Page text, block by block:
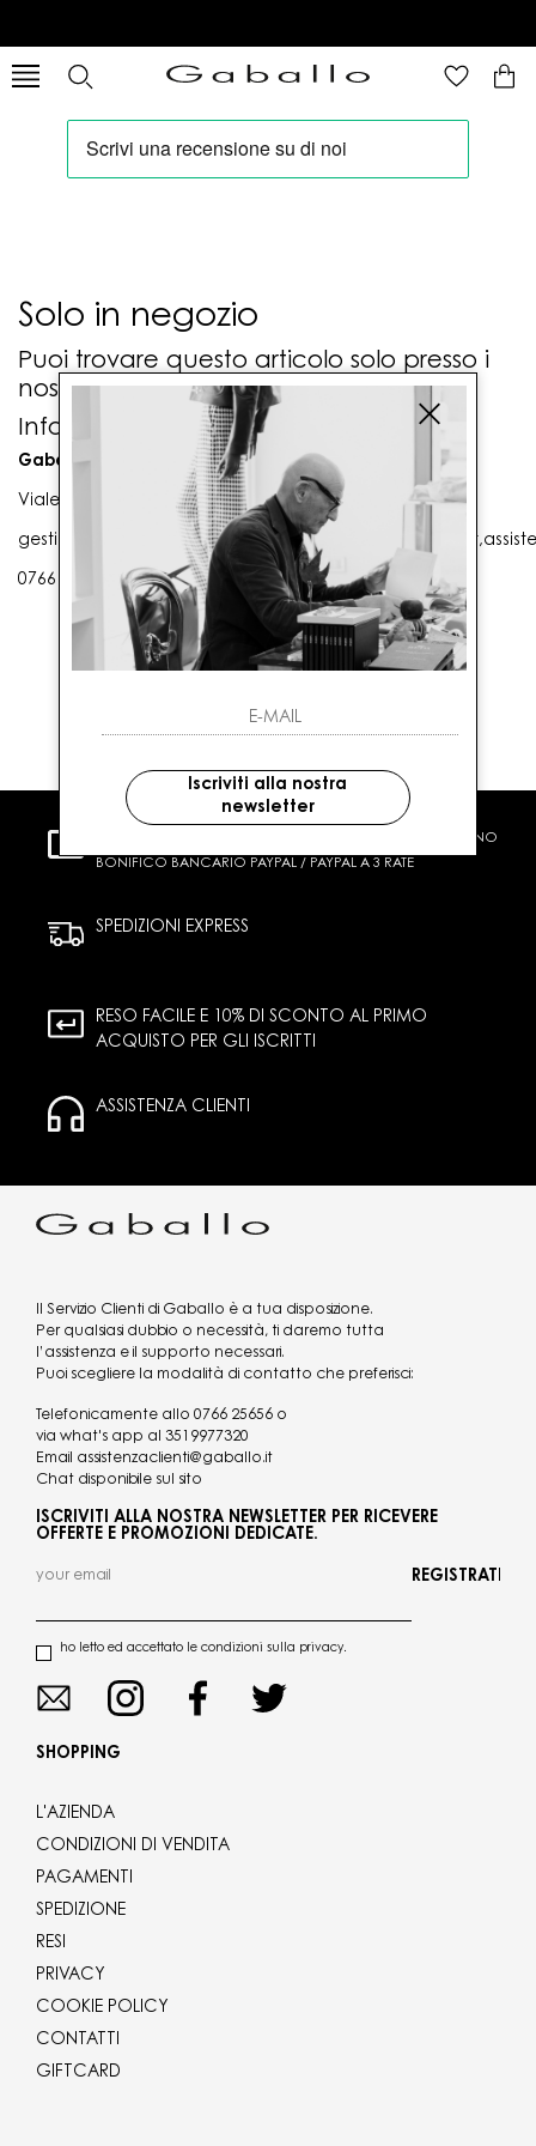
Solo in negozio
Puoi trovare questo articolo solo presso i
nostri punti vendita:
Info contatti
Gaballo Mario srl
Viale G. Matteotti n. 23 00053 Civitavecchia (RM)
0766 25656
CARTA DI CREDITO CONTRASSEGNO
BONIFICO BANCARIO PAYPAL / PAYPAL A 3 RATE
SPEDIZIONI EXPRESS
RESO FACILE E 10% DI SCONTO AL PRIMO
ACQUISTO PER GLI ISCRITTI
ASSISTENZA CLIENTI
Il Servizio Clienti di Gaballo è a tua disposizione.
Per qualsiasi dubbio o necessità, ti daremo tutta
l’assistenza e il supporto necessari.
Puoi scegliere la modalità di contatto che preferisci:
Telefonicamente allo 0766 25656 o
via what's app al 3519977320
Email assistenzaclienti@gaballo.it
Chat disponibile sul sito
ISCRIVITI ALLA NOSTRA NEWSLETTER PER RICEVERE
OFFERTE E PROMOZIONI DEDICATE.
ho letto ed accettato le condizioni sulla privacy.
REGISTRATI
SHOPPING
L'AZIENDA
CONDIZIONI DI VENDITA
PAGAMENTI
SPEDIZIONE
RESI
PRIVACY
COOKIE POLICY
CONTATTI
GIFTCARD
Iscriviti alla nostra
newsletter